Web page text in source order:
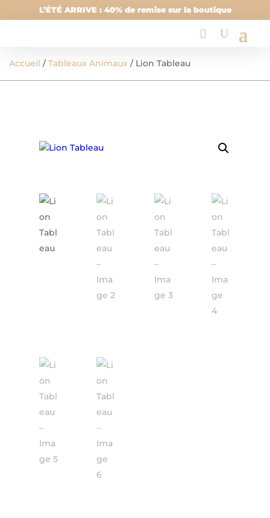
L’ÉTÉ ARRIVE : 40% de remise sur la boutique
Accueil /Tableaux Animaux / Lion Tableau